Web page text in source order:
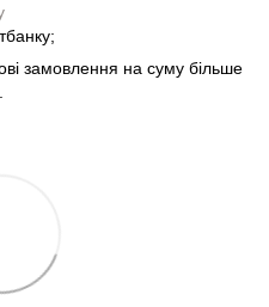
замовлення на суму більше